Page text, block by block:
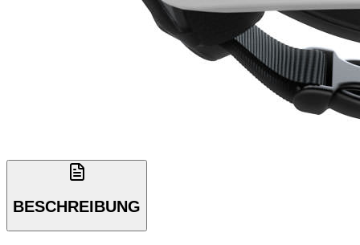
BESCHREIBUNG